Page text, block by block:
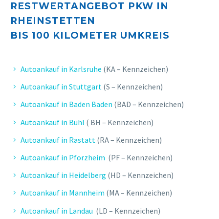
Sehr zufrieden, kompetenter Service,
Bearbeitung.
M. JENS
RESTWERTANGEBOT PKW IN
RHEINSTETTEN
BIS 100 KILOMETER UMKREIS
Autoankauf in Karlsruhe (KA – Kennzeichen)
Autoankauf in Stuttgart (S – Kennzeichen)
Autoankauf in Baden Baden (BAD – Kennzeichen)
Autoankauf in Bühl ( BH – Kennzeichen)
Autoankauf in Rastatt (RA – Kennzeichen)
Autoankauf in Pforzheim (PF – Kennzeichen)
Autoankauf in Heidelberg (HD – Kennzeichen)
Autoankauf in Mannheim (MA – Kennzeichen)
Autoankauf in Landau (LD – Kennzeichen)